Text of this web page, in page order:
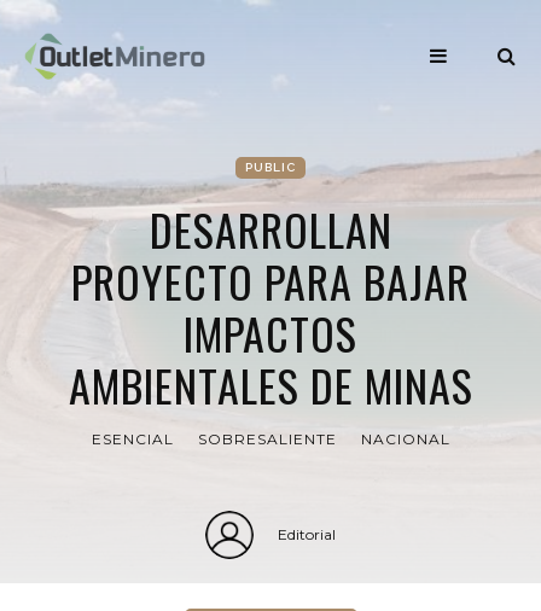
PUBLIC
DESARROLLAN
PROYECTO PARA BAJAR
IMPACTOS
AMBIENTALES DE MINAS
ESENCIAL SOBRESALIENTE NACIONAL
Editorial